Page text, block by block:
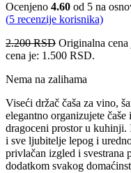
Ocenjeno 4.60 od 5 na
(5 recenzije korisnika)
2.200RSD Originalna
cena je: 1.500 RSD.
Nema na zalihama
Viseći držač čaša za vino,
elegantno organizujete
dragoceni prostor u kuhinji.
i sve ljubitelje lepog i
privlačan izgled i svestrana
dodatkom svakog